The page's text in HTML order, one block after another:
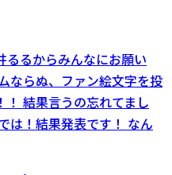
るるからみんなにお願い
ならぬ、ファン絵文字を投
結果言うの忘れてまし
は！結果発表です！ なん